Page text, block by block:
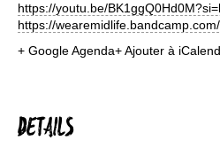
https://youtu.be/
https://
+ Google Agenda+ Ajouter à
DETAILS